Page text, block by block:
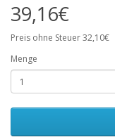
39,16€
Preis ohne Steuer 32,10€
Menge